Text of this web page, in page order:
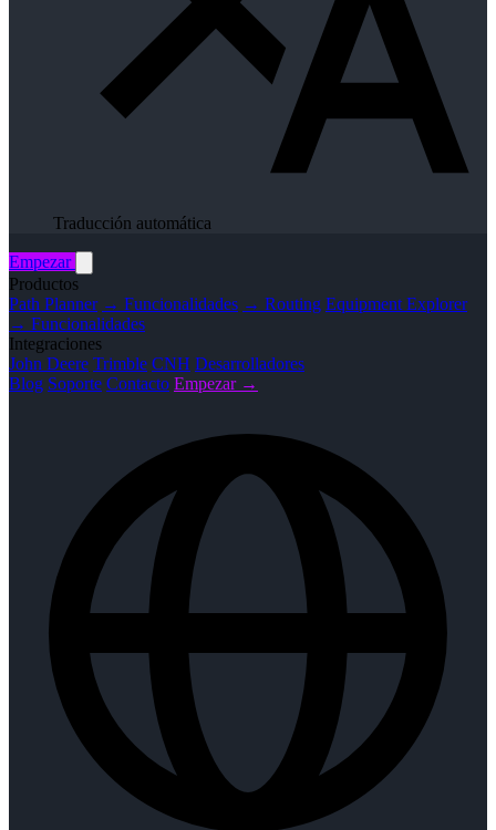
Traducción automática
Empezar
Productos
Path Planner → Funcionalidades → Routing Equipment Explorer
→ Funcionalidades
Integraciones
John Deere Trimble CNH Desarrolladores
Blog Soporte Contacto Empezar →